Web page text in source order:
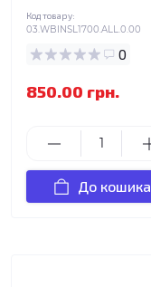
Код товару:
03.WBINSL1700.ALL.0.00
0
850.00 грн.
До кошика